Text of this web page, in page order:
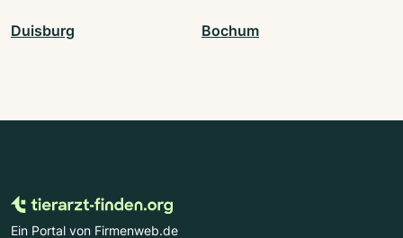
Duisburg Bochum
Ein Portal von Firmenweb.de